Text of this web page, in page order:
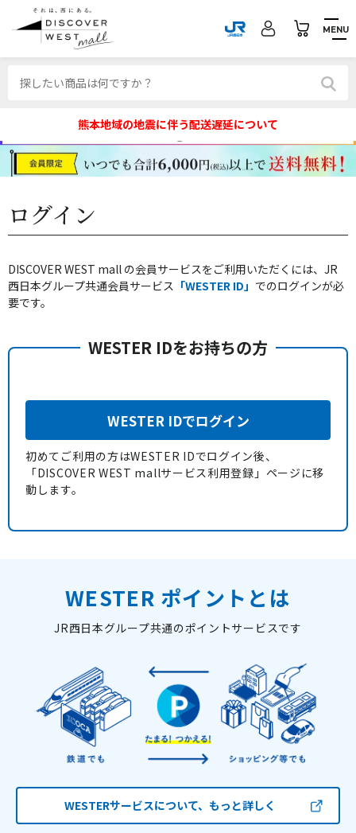
MENU
熊本地域の地震に伴う配送遅延について
ログイン
DISCOVER WEST mall の会員サービスをご利用いただくには、JR
西日本グループ共通会員サービス 「WESTER ID」 でのログインが必
要です。
WESTER IDをお持ちの方
WESTER IDでログイン
初めてご利用の方はWESTER IDでログイン後、
「DISCOVER WEST mallサービス利用登録」ページに移
動します。
WESTER ポイントとは
JR西日本グループ共通のポイントサービスです
WESTERサービスについて、もっと詳しく